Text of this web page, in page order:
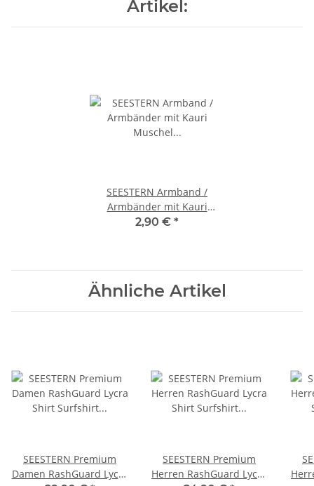
Artikel:
SEESTERN Armband /
Armbänder mit Kauri
Muschel Design, Muschel
2,90 € *
Ähnliche Artikel
SEESTERN Premium
Damen RashGuard Lycra
SEESTERN Premium
Herren RashGuard Lycra